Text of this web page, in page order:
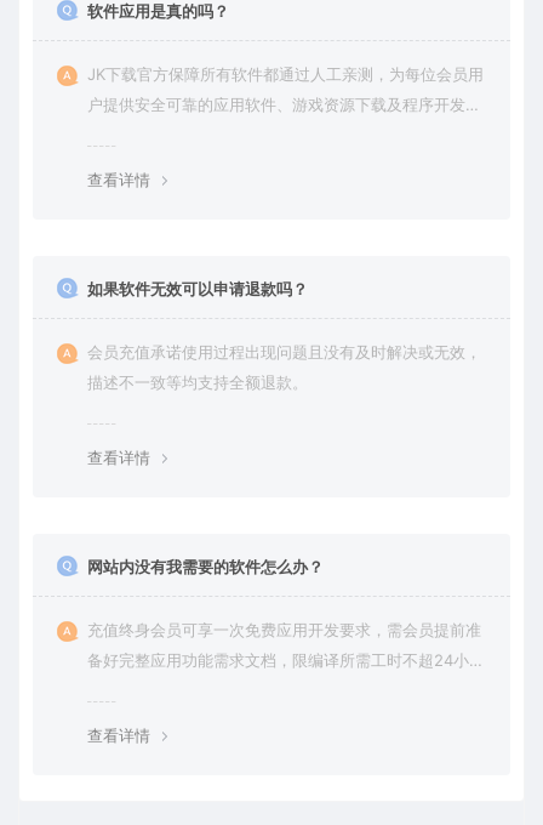
软件应用是真的吗？
JK下载官方保障所有软件都通过人工亲测，为每位会员用
户提供安全可靠的应用软件、游戏资源下载及程序开发服
查看详情
如果软件无效可以申请退款吗？
会员充值承诺使用过程出现问题且没有及时解决或无效，
描述不一致等均支持全额退款。
查看详情
网站内没有我需要的软件怎么办？
充值终身会员可享一次免费应用开发要求，需会员提前准
备好完整应用功能需求文档，限编译所需工时不超24小
查看详情